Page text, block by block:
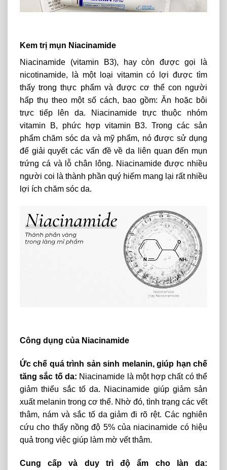
Kem trị mụn Niacinamide
Niacinamide (vitamin B3), hay còn được gọi là
nicotinamide, là một loại vitamin có lợi được tìm
thấy trong thực phẩm và được cơ thể con người
hấp thụ theo một số cách, bao gồm: Ăn hoặc bôi
trực tiếp lên da. Niacinamide trực thuộc nhóm
vitamin B, phức hợp vitamin B3. Trong các sản
phẩm chăm sóc da và mỹ phẩm, nó được sử dụng
để giải quyết các vấn đề về da liên quan đến mụn
trứng cá và lỗ chân lông. Niacinamide được nhiều
người coi là thành phần quý hiếm mang lại rất nhiều
lợi ích chăm sóc da.
Công dụng của Niacinamide
Ức chế quá trình sản sinh melanin, giúp hạn chế
tăng sắc tố da: Niacinamide là một hợp chất có thể
giảm thiểu sắc tố da. Niacinamide giúp giảm sản
xuất melanin trong cơ thể. Nhờ đó, tình trạng các vết
thâm, nám và sắc tố da giảm đi rõ rệt. Các nghiên
cứu cho thấy nồng độ 5% của niacinamide có hiệu
quả trong việc giúp làm mờ vết thâm.
Cung cấp và duy trì độ ẩm cho làn da: